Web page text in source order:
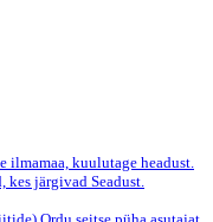
ilmamaa, kuulutage headust.
kes järgivad Seadust.